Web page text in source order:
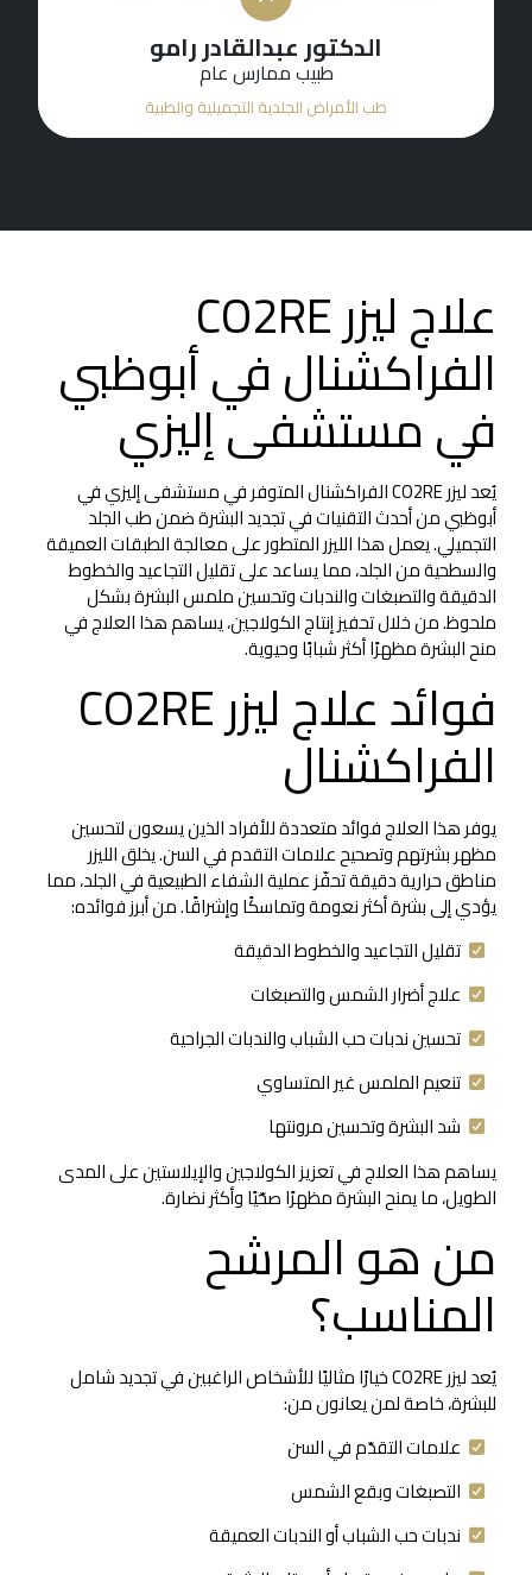
الدكتورة هيام عطا جبلي
أخصائي طب الأمراض الجلدية
طب الأمراض الجلدية التجميلية والطبية
علاج ليزر CO2RE
الفراكشنال في أبوظبي
في مستشفى إليزي
يُعد ليزر CO2RE الفراكشنال المتوفر في مستشفى إليزي في
أبوظبي من أحدث التقنيات في تجديد البشرة ضمن طب الجلد
التجميلي. يعمل هذا الليزر المتطور على معالجة الطبقات العميقة
والسطحية من الجلد، مما يساعد على تقليل التجاعيد والخطوط
الدقيقة والتصبغات والندبات وتحسين ملمس البشرة بشكل
ملحوظ. من خلال تحفيز إنتاج الكولاجين، يساهم هذا العلاج في
منح البشرة مظهرًا أكثر شبابًا وحيوية.
فوائد علاج ليزر CO2RE
الفراكشنال
يوفر هذا العلاج فوائد متعددة للأفراد الذين يسعون لتحسين
مظهر بشرتهم وتصحيح علامات التقدم في السن. يخلق الليزر
مناطق حرارية دقيقة تحفّز عملية الشفاء الطبيعية في الجلد، مما
يؤدي إلى بشرة أكثر نعومة وتماسكًا وإشراقًا. من أبرز فوائده:
تقليل التجاعيد والخطوط الدقيقة
علاج أضرار الشمس والتصبغات
تحسين ندبات حب الشباب والندبات الجراحية
تنعيم الملمس غير المتساوي
شد البشرة وتحسين مرونتها
يساهم هذا العلاج في تعزيز الكولاجين والإيلاستين على المدى
الطويل، ما يمنح البشرة مظهرًا صحّيًا وأكثر نضارة.
من هو المرشح
المناسب؟
يُعد ليزر CO2RE خيارًا مثاليًا للأشخاص الراغبين في تجديد شامل
للبشرة، خاصة لمن يعانون من:
علامات التقدّم في السن
التصبغات وبقع الشمس
ندبات حب الشباب أو الندبات العميقة